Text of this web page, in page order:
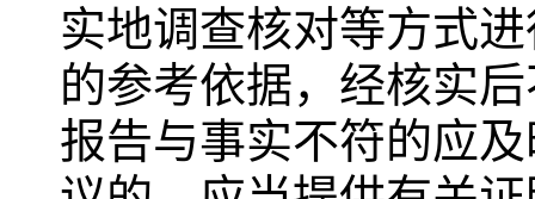
实地调查核对等方式
的参考依据，经核实
报告与事实不符的应